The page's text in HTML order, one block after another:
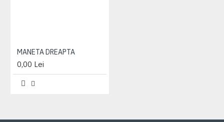
MANETA DREAPTA
0,00 Lei